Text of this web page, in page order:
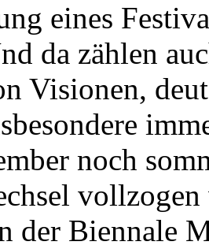
eines
da zählen
Visionen,
noch
der Biennale